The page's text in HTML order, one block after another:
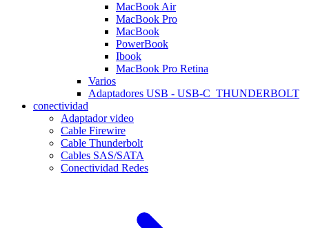
MacBook Air
MacBook Pro
MacBook
PowerBook
Ibook
MacBook Pro Retina
Varios
Adaptadores USB - USB-C_THUNDERBOLT
conectividad
Adaptador video
Cable Firewire
Cable Thunderbolt
Cables SAS/SATA
Conectividad Redes